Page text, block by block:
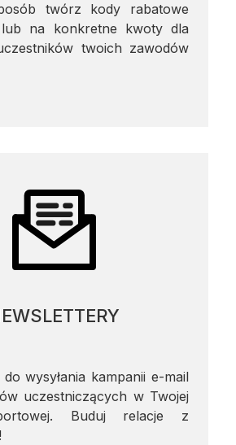
twórz kody rabatowe
na konkretne kwoty dla
twoich zawodów
wysyłania kampanii e-mail
uczestniczących w Twojej
Buduj relacje z